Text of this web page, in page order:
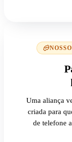
Uma aliança
criada para
de telefone